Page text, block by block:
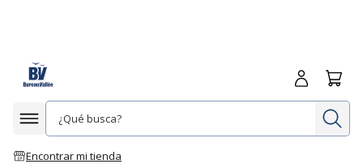
Afficher la navigation
Encontrar mi tienda
Iniciar